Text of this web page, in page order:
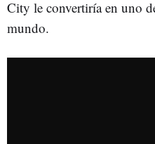
City le convertiría en uno
mundo.